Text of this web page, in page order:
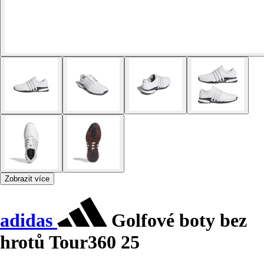
Zobrazit více
adidas
Golfové boty bez
hrotů Tour360 25